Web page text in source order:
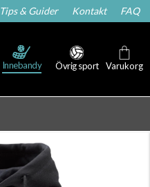
Tips & Guider Kontakt FAQ
Innebandy Övrig sport Varukorg